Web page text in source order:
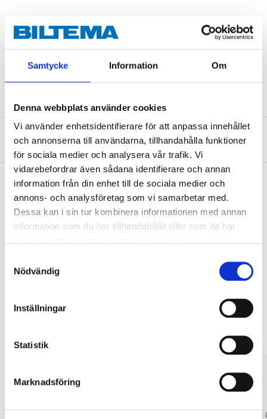
Samtycke Information Om
Denna webbplats använder cookies
Vi använder enhetsidentifierare för att anpassa innehållet
och annonserna till användarna, tillhandahålla funktioner
för sociala medier och analysera vår trafik. Vi
vidarebefordrar även sådana identifierare och annan
information från din enhet till de sociala medier och
annons- och analysföretag som vi samarbetar med.
Dessa kan i sin tur kombinera informationen med annan
information som du har tillhandahållit eller som de har
Nödvändig
Inställningar
Statistik
Marknadsföring
Improves the chain surface and extends its service life.
With handle, template and 2 file blades (246 mm).
About the manufacturer
Pay & Collect
Pay & Collect in your local store within 2 hours! For more information
Other customers also bought